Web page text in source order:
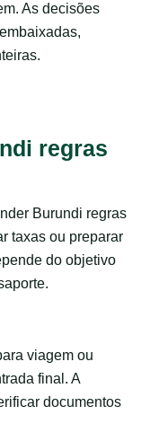
As decisões
regras
Burundi regras
taxas ou preparar
do objetivo
viagem ou
final. A
documentos